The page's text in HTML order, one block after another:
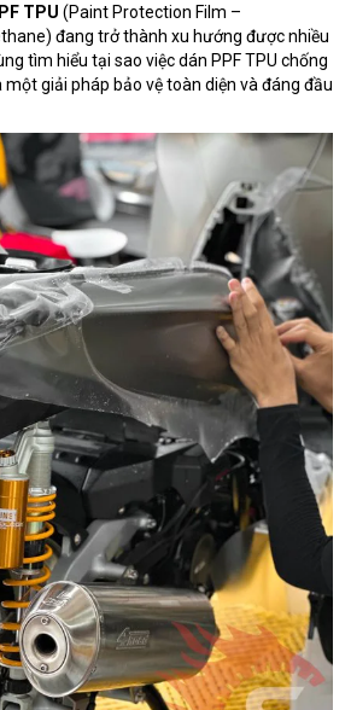
TPU (Paint Protection Film –
đang trở thành xu hướng được nhiều
tìm hiểu tại sao việc dán PPF TPU chống
một giải pháp bảo vệ toàn diện và đáng đầu